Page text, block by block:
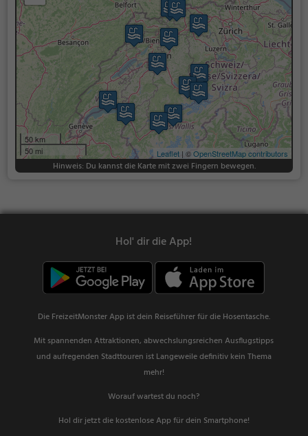
50 km
50 mi
Leaflet | ©OpenStreetMap contributors
Hinweis: Du kannst die Karte mit zwei Fingern bewegen.
Hol' dir die App!
Die FreizeitMonster App ist dein Reiseführer für die Hosentasche.
Mit spannenden Attraktionen, abwechslungsreichen Ausflugstipps
und aufregenden Stadttouren ist Langeweile definitiv kein Thema
mehr!
Worauf wartest du noch?
Hol dir jetzt die kostenlose App für dein Smartphone!